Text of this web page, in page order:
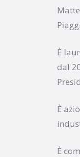
È
dal
È
È